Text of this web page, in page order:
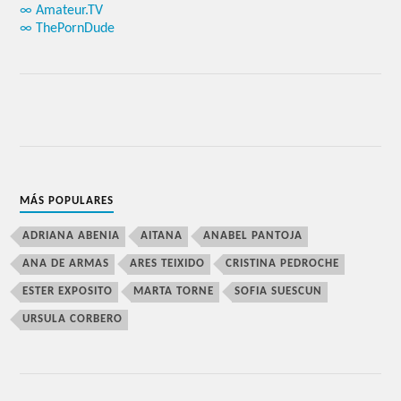
∞ Amateur.TV
∞ ThePornDude
MÁS POPULARES
ADRIANA ABENIA AITANA ANABEL PANTOJA
ANA DE ARMAS ARES TEIXIDO CRISTINA PEDROCHE
ESTER EXPOSITO MARTA TORNE SOFIA SUESCUN
URSULA CORBERO